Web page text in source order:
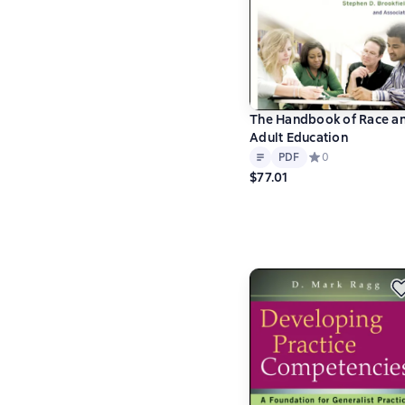
The Handbook of Race
Adult Education
Text PDF
PDF Средний
0
$77.01